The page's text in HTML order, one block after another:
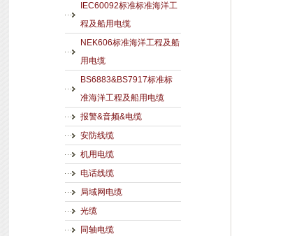
IEC60092标准标准海洋工
程及船用电缆
NEK606标准海洋工程及船
用电缆
BS6883&BS7917标准标
准海洋工程及船用电缆
报警&音频&电缆
安防线缆
机用电缆
电话线缆
局域网电缆
光缆
同轴电缆